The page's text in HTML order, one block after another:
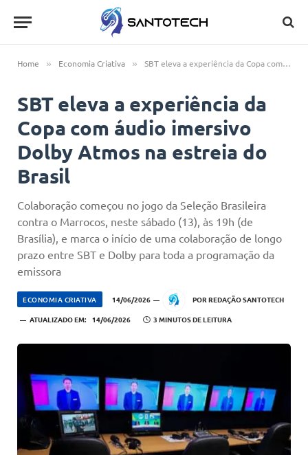
Home » Economia Criativa » SBT eleva a experiência da Copa com áudio imersivo Dolby Atmos na estreia do Brasil
SBT eleva a experiência da
Copa com áudio imersivo
Dolby Atmos na estreia do
Brasil
Colaboração começou no jogo da Seleção Brasileira
contra o Marrocos, neste sábado (13), às 19h (de
Brasília), e marca o início de uma colaboração de longo
prazo entre SBT e Dolby para toda a programação da
emissora
ECONOMIA CRIATIVA 14/06/2026 POR REDAÇÃO SANTOTECH
ATUALIZADO EM: 14/06/2026 3 MINUTOS DE LEITURA